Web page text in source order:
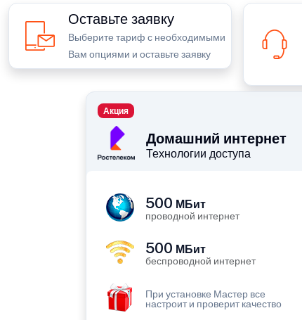
Оставьте заявку
Выберите тариф с необходимыми
Вам опциями и оставьте заявку
Домашний интернет
Технологии доступа
Акция
500 МБит
проводной интернет
500 МБит
беспроводной интернет
При установке Мастер все
настроит и проверит качество